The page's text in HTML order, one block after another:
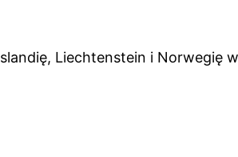
Liechtenstein i Norwegię